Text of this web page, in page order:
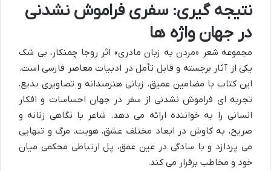
نتیجه گیری: سفری فراموش نشدنی
در جهان واژه ها
مجموعه شعر «مردن به زبان مادری» اثر روجا چمنکار، بی شک
یکی از آثار برجسته و قابل تأمل در ادبیات معاصر فارسی است.
این کتاب با مضامین عمیق، زبانی هنرمندانه و تصاویری بدیع،
تجربه ای فراموش نشدنی از سفر در جهان احساسات و افکار
انسانی را به خواننده ارائه می دهد. شاعر با نگاهی زنانه و
صریح، به کاوش در ابعاد مختلف عشق، هویت، مرگ و تنهایی
می پردازد و با سادگی در عین عمق، پل ارتباطی محکمی میان
خود و مخاطب برقرار می کند.